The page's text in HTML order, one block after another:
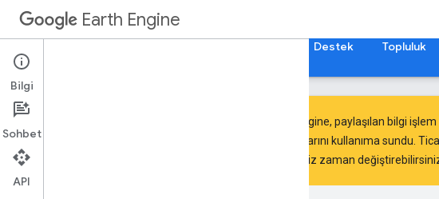
Earth Engine
Destek Topluluk
Keşfedin
Ürüne genel bakış
Earth Engine, paylaşılan bilgi
katmanlarını kullanıma sundu.
istediğiniz zaman
Bilgi
Sohbet
API